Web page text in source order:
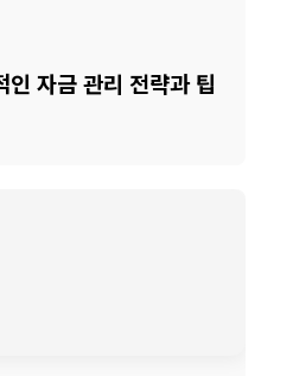
인 자금 관리 전략과 팁